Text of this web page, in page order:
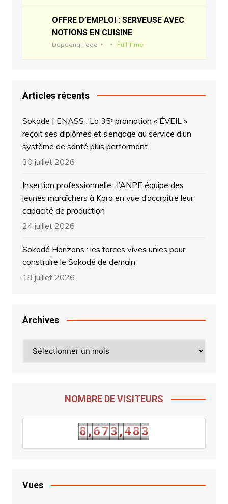
OFFRE D’EMPLOI : SERVEUSE AVEC
NOTIONS EN CUISINE
Dapaong-Togo Full Time
Articles récents
Sokodé | ENASS : La 35ᵉ promotion « ÉVEIL »
reçoit ses diplômes et s’engage au service d’un
système de santé plus performant
30 juillet 2026
Insertion professionnelle : l’ANPE équipe des
jeunes maraîchers à Kara en vue d’accroître leur
capacité de production
24 juillet 2026
Sokodé Horizons : les forces vives unies pour
construire le Sokodé de demain
19 juillet 2026
Archives
NOMBRE DE VISITEURS
8
8
,
,
6
6
7
7
3
3
,
,
4
4
8
83
2
Vues